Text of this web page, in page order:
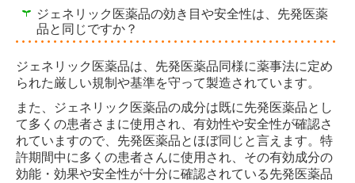
ジェネリック医薬品の効き目や安全性は、先発医薬
品と同じですか？
ジェネリック医薬品は、先発医薬品同様に薬事法に定め
られた厳しい規制や基準を守って製造されています。
また、ジェネリック医薬品の成分は既に先発医薬品とし
て多くの患者さまに使用され、有効性や安全性が確認さ
れていますので、先発医薬品とほぼ同じと言えます。特
許期間中に多くの患者さんに使用され、その有効成分の
効能・効果や安全性が十分に確認されている先発医薬品